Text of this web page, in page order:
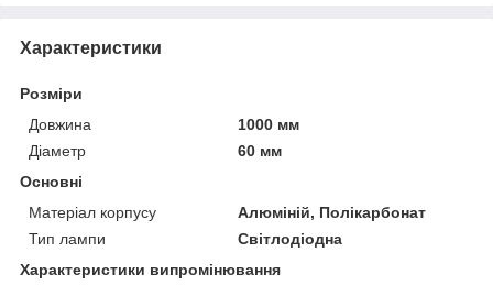
Характеристики
Розміри
Довжина
1000 мм
Діаметр
60 мм
Основні
Матеріал корпусу
Алюміній, Полікарбонат
Тип лампи
Світлодіодна
Характеристики випромінювання